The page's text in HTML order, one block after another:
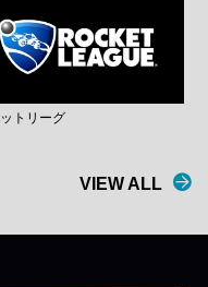
トリーグ
VIEW ALL